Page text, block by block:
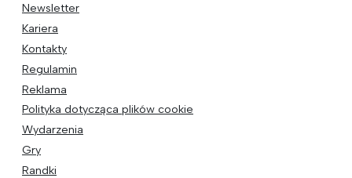
Newsletter
Kariera
Kontakty
Regulamin
Reklama
Polityka dotycząca plików cookie
Wydarzenia
Gry
Randki